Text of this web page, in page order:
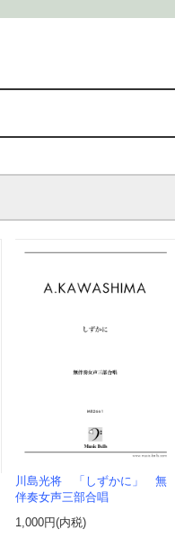
川島光将 「しずかに」 無
伴奏女声三部合唱
1,000円(内税)